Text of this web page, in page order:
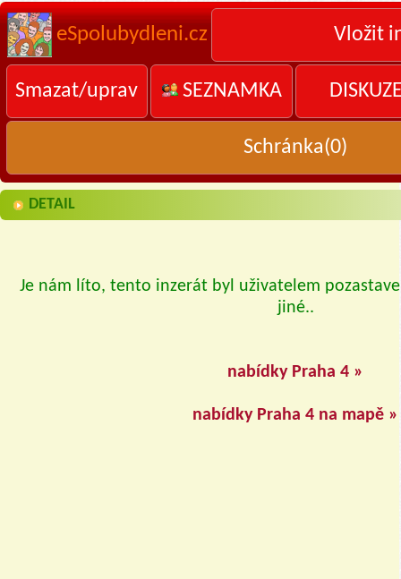
eSpolubydleni.cz Vložit
Smazat/uprav SEZNAMKA
Schránka(0)
DETAIL
Je nám líto, tento inzerát byl uživatelem
jiné..
nabídky Praha 4 »
nabídky Praha 4 na mapě »